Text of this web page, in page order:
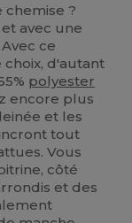
?
avec une
ce
choix, d'autant
polyester
encore plus
et les
tout
Vous
côté
et des